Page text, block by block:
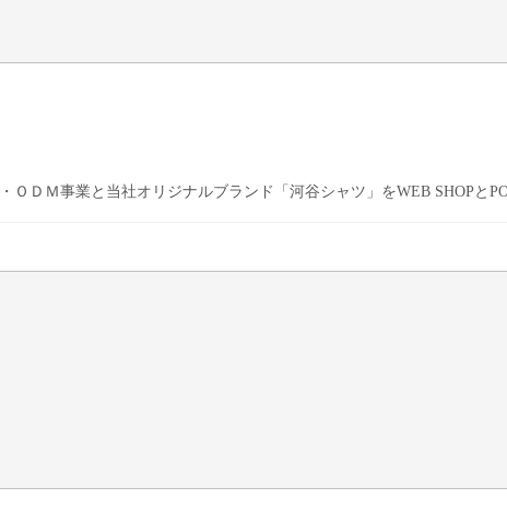
ＤＭ事業と当社オリジナルブランド「河谷シャツ」をWEB SHOPと